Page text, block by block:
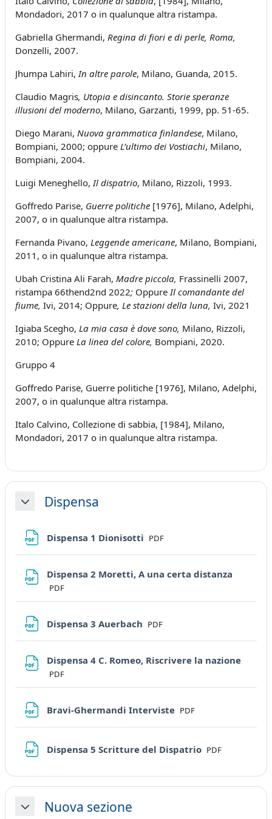
Mondadori, 2017 o in qualunque altra ristampa.
Gabriella Ghermandi, Regina di fiori e di perle, Roma,
Donzelli, 2007.
Jhumpa Lahiri,In altre parole, Milano, Guanda, 2015.
Claudio Magris, Utopia e disincanto. Storie speranze
illusioni del moderno, Milano, Garzanti, 1999, pp. 51-65.
Diego Marani, Nuova grammatica finlandese, Milano,
Bompiani, 2000; oppure L’ultimo dei Vostiachi, Milano,
Bompiani, 2004.
Luigi Meneghello,Il dispatrio, Milano, Rizzoli, 1993.
Goffredo Parise, Guerre politiche [1976], Milano, Adelphi,
2007, o in qualunque altra ristampa.
Fernanda Pivano, Leggende americane, Milano, Bompiani,
2011, o in qualunque altra ristampa.
Ubah Cristina Ali Farah, Madre piccola, Frassinelli 2007,
ristampa 66thend2nd 2022; OppureIl comandante del
fiume, Ivi, 2014; Oppure, Le stazioni della luna, Ivi, 2021
Igiaba Scegho, La mia casa è dove sono, Milano, Rizzoli,
2010; Oppure La linea del colore, Bompiani, 2020.
Gruppo 4
Goffredo Parise, Guerre politiche [1976], Milano, Adelphi,
2007, o in qualunque altra ristampa.
Italo Calvino, Collezione di sabbia, [1984], Milano,
Mondadori, 2017 o in qualunque altra ristampa.
MinimizzaDispensa
Dispensa 1 Dionisotti File
PDF
Dispensa 2 Moretti, A una certa distanza
PDF
Dispensa 3 Auerbach File
PDF
Dispensa 4 C. Romeo, Riscrivere la nazioneFile
PDF
Bravi-Ghermandi Interviste File
PDF
Dispensa 5 Scritture del Dispatrio File
PDF
MinimizzaNuova sezione